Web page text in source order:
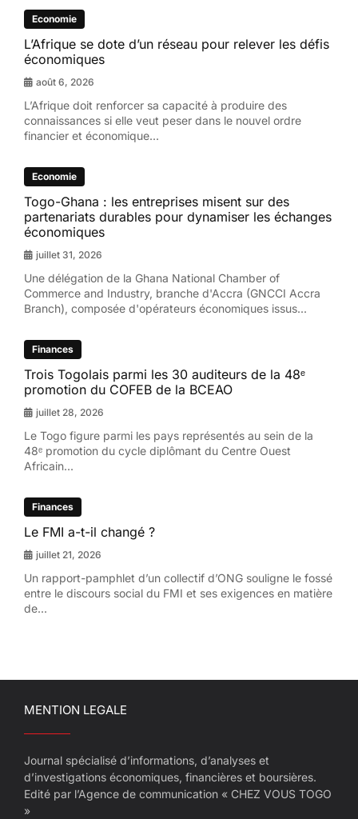
Economie
L’Afrique se dote d’un réseau pour relever les défis
économiques
août 6, 2026
L’Afrique doit renforcer sa capacité à produire des
connaissances si elle veut peser dans le nouvel ordre
financier et économique...
Economie
Togo-Ghana : les entreprises misent sur des
partenariats durables pour dynamiser les échanges
économiques
juillet 31, 2026
Une délégation de la Ghana National Chamber of
Commerce and Industry, branche d'Accra (GNCCI Accra
Branch), composée d'opérateurs économiques issus...
Finances
Trois Togolais parmi les 30 auditeurs de la 48ᵉ
promotion du COFEB de la BCEAO
juillet 28, 2026
Le Togo figure parmi les pays représentés au sein de la
48ᵉ promotion du cycle diplômant du Centre Ouest
Africain...
Finances
Le FMI a-t-il changé ?
juillet 21, 2026
Un rapport-pamphlet d’un collectif d’ONG souligne le fossé
entre le discours social du FMI et ses exigences en matière
de...
MENTION LEGALE
Journal spécialisé d’informations, d’analyses et
d’investigations économiques, financières et boursières.
Edité par l’Agence de communication « CHEZ VOUS TOGO
»